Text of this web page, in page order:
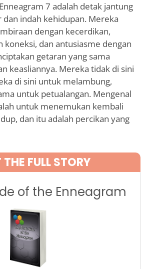
7 adalah detak jantung
dan indah kehidupan. Mereka
dengan kecerdikan,
koneksi, dan antusiasme dengan
getaran yang sama
keasliannya. Mereka tidak di sini
di sini untuk melambung,
untuk petualangan. Mengenal
untuk menemukan kembali
dan itu adalah percikan yang
THE FULL STORY
of the Enneagram